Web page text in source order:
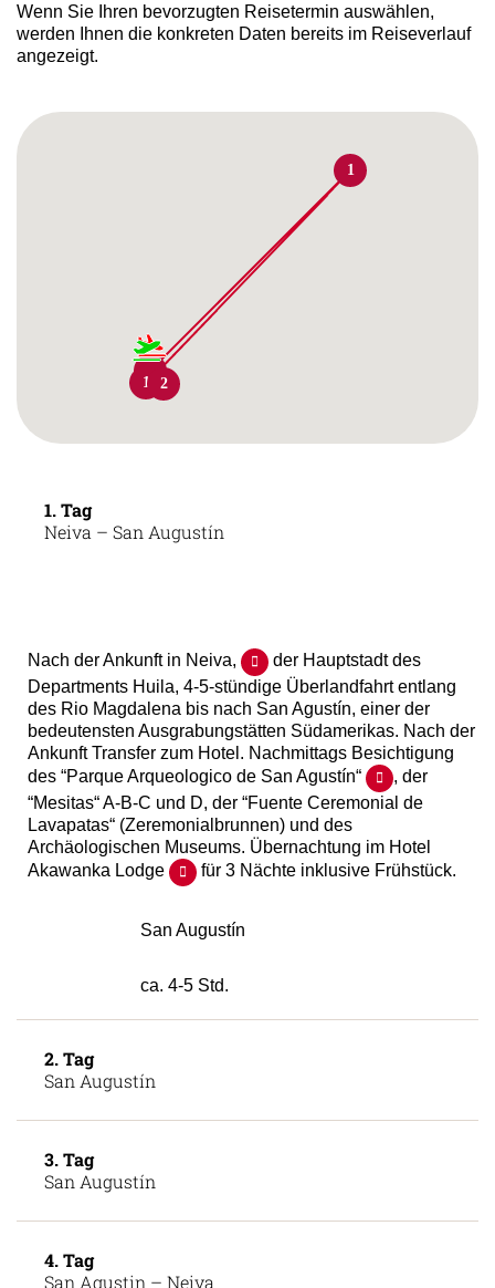
Wenn Sie Ihren bevorzugten Reisetermin auswählen,
werden Ihnen die konkreten Daten bereits im Reiseverlauf
angezeigt.
11
1
2
4
1. Tag
Neiva – San Augustín
Nach der Ankunft in Neiva,
der Hauptstadt des
Departments Huila, 4-5-stündige Überlandfahrt entlang
des Rio Magdalena bis nach San Agustín, einer der
bedeutensten Ausgrabungstätten Südamerikas. Nach der
Ankunft Transfer zum Hotel. Nachmittags Besichtigung
des “Parque Arqueologico de San Agustín“
, der
“Mesitas“ A-B-C und D, der “Fuente Ceremonial de
Lavapatas“ (Zeremonialbrunnen) und des
Archäologischen Museums. Übernachtung im Hotel
Akawanka Lodge
für 3 Nächte inklusive Frühstück.
San Augustín
ca. 4-5 Std.
2. Tag
San Augustín
3. Tag
San Augustín
4. Tag
San Agustin – Neiva